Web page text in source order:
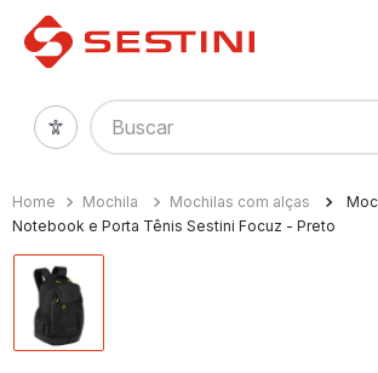
Buscar
Mochila Mochilas com alças
Notebook e Porta Tênis Sestini Focuz - Preto